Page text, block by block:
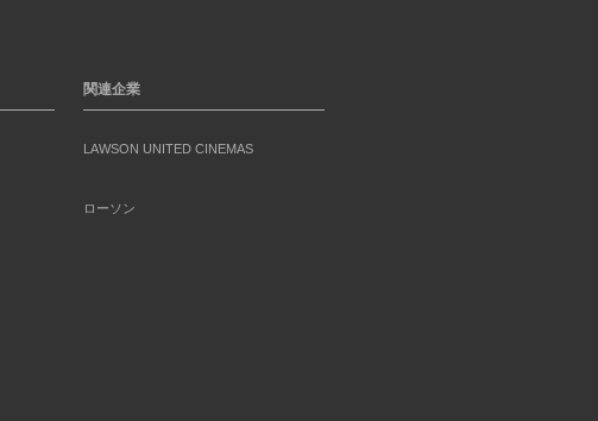
関連企業
LAWSON UNITED CINEMAS
ローソン